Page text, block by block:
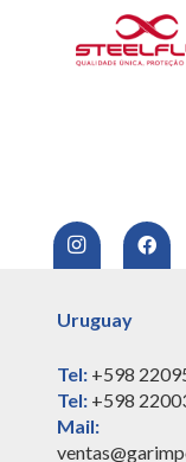
Uruguay
Tel: +598
Tel: +598
Mail: